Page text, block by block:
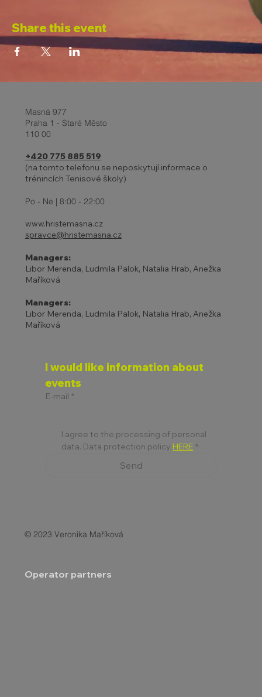
Share this event
Masná 977
Praha 1 - Staré Město
110 00
+420 775 885 519
(na tomto telefonu se neposkytují informace o
trénincích Tenisové školy)
Po - Ne | 8:00 - 22:00
www.hristemasna.cz
spravce@hristemasna.cz
Managers:
Libor Merenda, Ludmila Palok, Natalia Hrab, Anežka
Maříková
Managers:
Libor Merenda, Ludmila Palok, Natalia Hrab, Anežka
Maříková
I would like information about
events
E-mail *
I agree to the processing of personal
data. Data protection policy HERE *
Send
© 2023 Veronika Maříková
Operator partners